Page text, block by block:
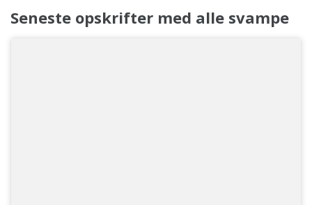
Seneste opskrifter med alle svampe